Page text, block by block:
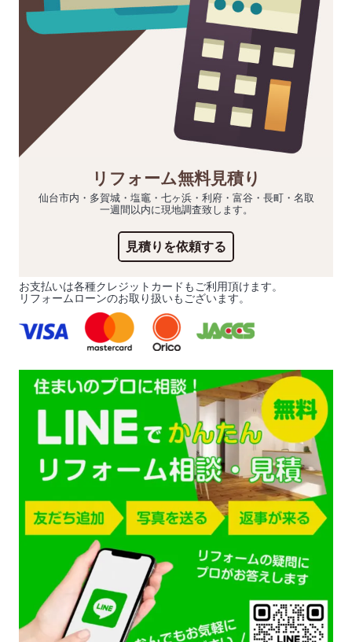
リフォーム無料見積り
仙台市内・多賀城・塩竈・七ヶ浜・利府・富谷・長町・名取
一週間以内に現地調査致します。
見積りを依頼する
お支払いは各種クレジットカードもご利用頂けます。
リフォームローンのお取り扱いもございます。